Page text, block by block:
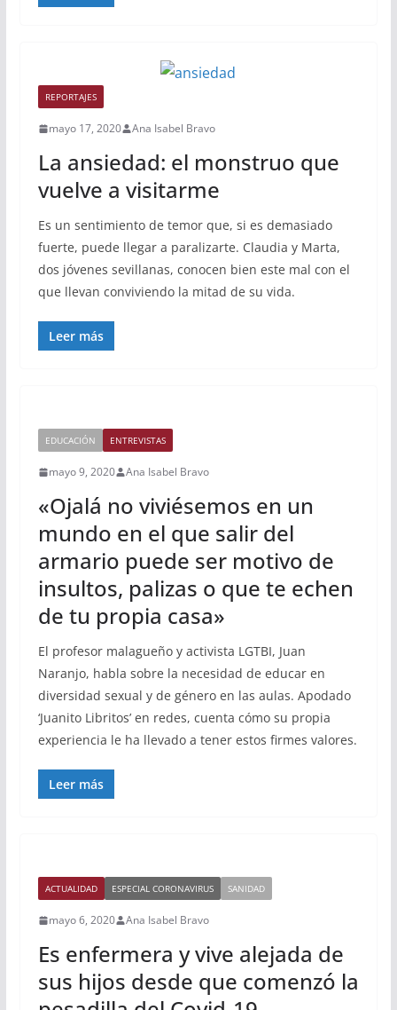
REPORTAJES
mayo 17, 2020 Ana Isabel Bravo
La ansiedad: el monstruo que
vuelve a visitarme
Es un sentimiento de temor que, si es demasiado
fuerte, puede llegar a paralizarte. Claudia y Marta,
dos jóvenes sevillanas, conocen bien este mal con el
que llevan conviviendo la mitad de su vida.
Leer más
EDUCACIÓN ENTREVISTAS
mayo 9, 2020 Ana Isabel Bravo
«Ojalá no viviésemos en un
mundo en el que salir del
armario puede ser motivo de
insultos, palizas o que te echen
de tu propia casa»
El profesor malagueño y activista LGTBI, Juan
Naranjo, habla sobre la necesidad de educar en
diversidad sexual y de género en las aulas. Apodado
‘Juanito Libritos’ en redes, cuenta cómo su propia
experiencia le ha llevado a tener estos firmes valores.
Leer más
ACTUALIDAD ESPECIAL CORONAVIRUS SANIDAD
mayo 6, 2020 Ana Isabel Bravo
Es enfermera y vive alejada de
sus hijos desde que comenzó la